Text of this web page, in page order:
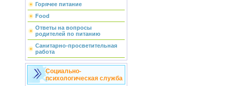
Горячее питание
Food
Ответы на вопросы
родителей по питанию
Санитарно-просветительная
работа
Социально-
психологическая служба